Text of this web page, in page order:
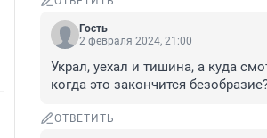
Гость
2 февраля 2024, 21:00
Украл, уехал и тишина, а куда
когда это закончится
ОТВЕТИТЬ